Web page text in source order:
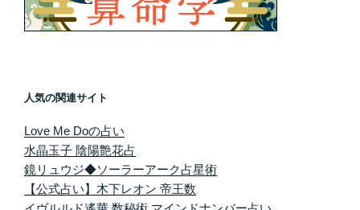
人気の関連サイト
Love Me Doの占い
水晶玉子 陰陽艶花占
鏡リュウジ◆ソーラーアーク占星術
【公式占い】木下レオン 帝王数